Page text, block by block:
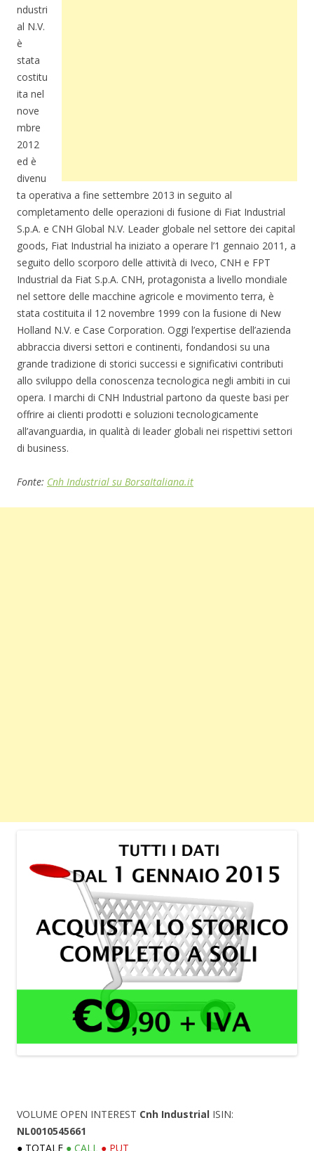
ndustri
al N.V.
è
stata
costitu
ita nel
nove
mbre
2012
ed è
divenu
ta operativa a fine settembre 2013 in seguito al
completamento delle operazioni di fusione di Fiat Industrial
S.p.A. e CNH Global N.V. Leader globale nel settore dei capital
goods, Fiat Industrial ha iniziato a operare l’1 gennaio 2011, a
seguito dello scorporo delle attività di Iveco, CNH e FPT
Industrial da Fiat S.p.A. CNH, protagonista a livello mondiale
nel settore delle macchine agricole e movimento terra, è
stata costituita il 12 novembre 1999 con la fusione di New
Holland N.V. e Case Corporation. Oggi l’expertise dell’azienda
abbraccia diversi settori e continenti, fondandosi su una
grande tradizione di storici successi e significativi contributi
allo sviluppo della conoscenza tecnologica negli ambiti in cui
opera. I marchi di CNH Industrial partono da queste basi per
offrire ai clienti prodotti e soluzioni tecnologicamente
all’avanguardia, in qualità di leader globali nei rispettivi settori
di business.
Fonte: Cnh Industrial su BorsaItaliana.it
VOLUME OPEN INTEREST Cnh Industrial ISIN:
NL0010545661
● TOTALE ● CALL ● PUT